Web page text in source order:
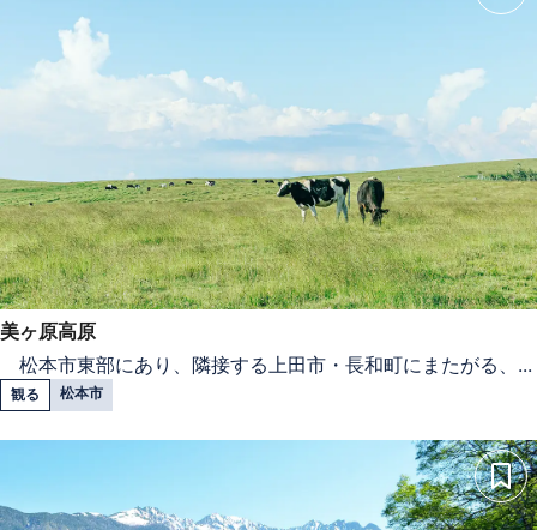
美ヶ原高原
松本市東部にあり、隣接する上田市・長和町にまたがる、...
観る 松本市